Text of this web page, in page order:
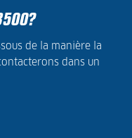
de la manière la
dans un